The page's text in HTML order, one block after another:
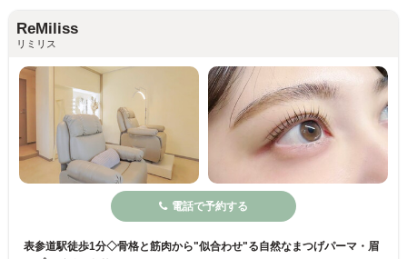
ReMiliss
リミリス
電話で予約する
表参道駅徒歩1分◇骨格と筋肉から"似合わせ"る自然なまつげパーマ・眉